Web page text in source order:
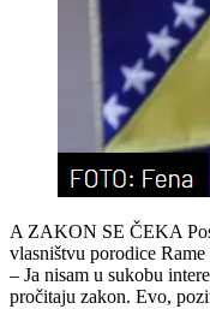
A ZAKON SE ČEKA
vlasništvu porodice Rame
– Ja nisam u sukobu
pročitaju zakon. Evo,